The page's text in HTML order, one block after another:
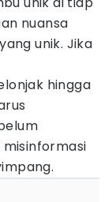
nuansa
unik. Jika
hingga